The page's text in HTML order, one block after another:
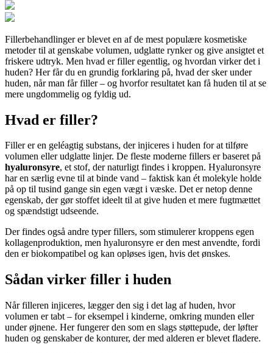
Fillerbehandlinger er blevet en af de mest populære kosmetiske
metoder til at genskabe volumen, udglatte rynker og give ansigtet et
friskere udtryk. Men hvad er filler egentlig, og hvordan virker det i
huden? Her får du en grundig forklaring på, hvad der sker under
huden, når man får filler – og hvorfor resultatet kan få huden til at se
mere ungdommelig og fyldig ud.
Hvad er filler?
Filler er en geléagtig substans, der injiceres i huden for at tilføre
volumen eller udglatte linjer. De fleste moderne fillers er baseret på
hyaluronsyre, et stof, der naturligt findes i kroppen. Hyaluronsyre
har en særlig evne til at binde vand – faktisk kan ét molekyle holde
på op til tusind gange sin egen vægt i væske. Det er netop denne
egenskab, der gør stoffet ideelt til at give huden et mere fugtmættet
og spændstigt udseende.
Der findes også andre typer fillers, som stimulerer kroppens egen
kollagenproduktion, men hyaluronsyre er den mest anvendte, fordi
den er biokompatibel og kan opløses igen, hvis det ønskes.
Sådan virker filler i huden
Når filleren injiceres, lægger den sig i det lag af huden, hvor
volumen er tabt – for eksempel i kinderne, omkring munden eller
under øjnene. Her fungerer den som en slags støttepude, der løfter
huden og genskaber de konturer, der med alderen er blevet fladere.